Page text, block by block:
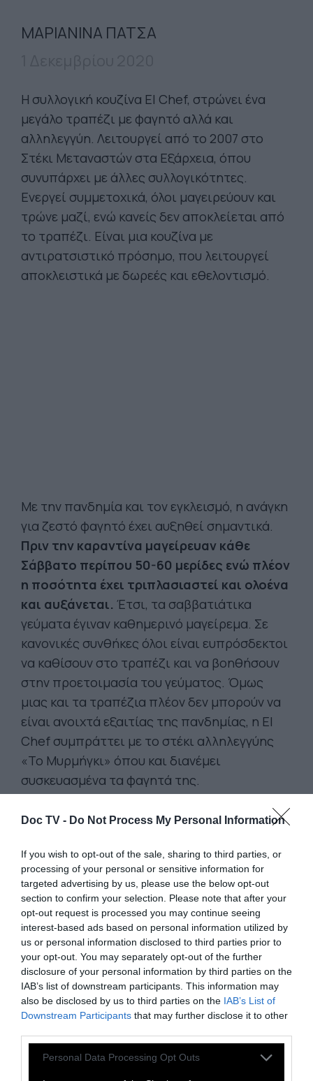
Doc TV - Do Not Process My Personal Information
If you wish to opt-out of the sale, sharing to third parties, or
processing of your personal or sensitive information for
targeted advertising by us, please use the below opt-out
section to confirm your selection. Please note that after your
opt-out request is processed you may continue seeing
interest-based ads based on personal information utilized by
us or personal information disclosed to third parties prior to
your opt-out. You may separately opt-out of the further
disclosure of your personal information by third parties on the
IAB’s list of downstream participants. This information may
also be disclosed by us to third parties on the IAB’s List of
Downstream Participants that may further disclose it to other
Personal Data Processing Opt Outs
ΜΑΡΙΑΝΙΝΑ ΠΑΤΣΑ
Η συλλογική κουζίνα El Chef, στρώνει ένα
μεγάλο τραπέζι με φαγητό αλλά και
αλληλεγγύη. Λειτουργεί από το 2007 στο
Στέκι Μεταναστών στα Εξάρχεια, όπου
συνυπάρχει με άλλες συλλογικότητες.
Ενεργεί συμμετοχικά, όλοι μαγειρεύουν και
τρώνε μαζί, ενώ κανείς δεν αποκλείεται από
το τραπέζι. Είναι μια κουζίνα με
αντιρατσιστικό πρόσημο, που λειτουργεί
αποκλειστικά με δωρεές και εθελοντισμό.
Με την πανδημία και τον εγκλεισμό, η ανάγκη
για ζεστό φαγητό έχει αυξηθεί σημαντικά.
Πριν την καραντίνα μαγείρευαν κάθε
Σάββατο περίπου 50-60 μερίδες ενώ πλέον
η ποσότητα έχει τριπλασιαστεί και ολοένα
και αυξάνεται. Έτσι, τα σαββατιάτικα
γεύματα έγιναν καθημερινό μαγείρεμα. Σε
κανονικές συνθήκες όλοι είναι ευπρόσδεκτοι
να καθίσουν στο τραπέζι και να βοηθήσουν
στην προετοιμασία του γεύματος. Όμως
μιας και τα τραπέζια πλέον δεν μπορούν να
είναι ανοιχτά εξαιτίας της πανδημίας, η El
Chef συμπράττει με το στέκι αλληλεγγύης
«Το Μυρμήγκι» όπου και διανέμει
συσκευασμένα τα φαγητά της.
εβδομάδας καθορίζεται
ανάλογα με τις
διαθεσιμότητες και ο
καθένας προσφέρει τις
δεξιότητες που μπορεί,
από μαγείρεμα μέχρι
καθάρισμα και από πρώτες
ύλες μέχρι πακετάρισμα και
διαμοιρασμό του φαγητού